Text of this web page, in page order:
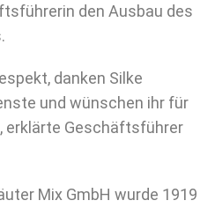
den Ausbau des
danken Silke
und wünschen ihr für
erklärte Geschäftsführer
Mix GmbH wurde 1919